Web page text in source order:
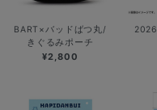
BART×バッドばつ丸/
きぐるみポーチ
¥2,800